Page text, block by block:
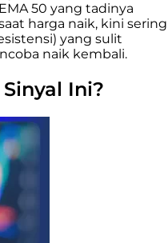
50 yang tadinya
harga naik, kini sering
yang sulit
naik kembali.
Ini?